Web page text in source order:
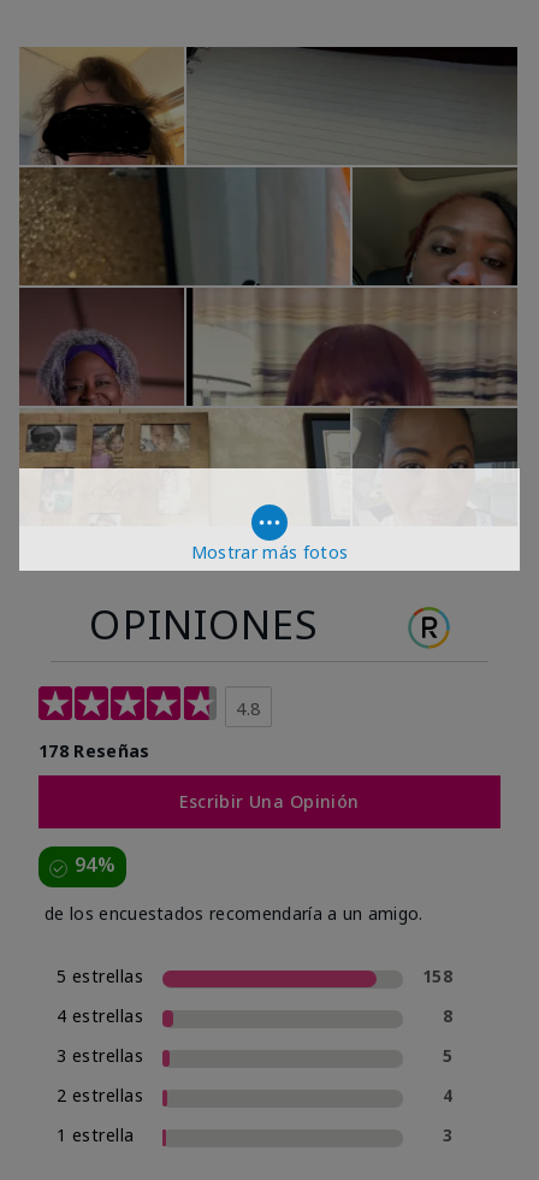
Mostrar más fotos
OPINIONES
4.8
178 Reseñas
Escribir Una Opinión
94%
de los encuestados recomendaría a un amigo.
5 estrellas
158
4 estrellas
8
3 estrellas
5
2 estrellas
4
1 estrella
3